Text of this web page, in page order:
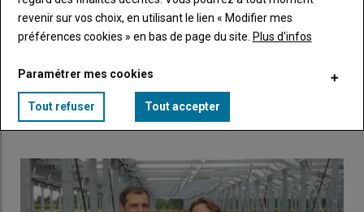
Le rendement du pineau des Charentes interroge
17 mai 2026
Le futur rendement du pineau du cognac a été réduit à
62 hl/ha. Le syndicat des producteurs défend une…
revenir sur vos choix, en utilisant le lien « Modifier mes
préférences cookies » en bas de page du site. Plus d'infos
Paramétrer mes cookies
Tout refuser Tout accepter